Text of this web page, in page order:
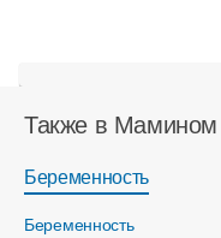
Также в Мамином
Беременность
Беременность